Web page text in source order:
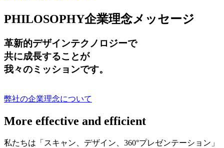
PHILOSOPHY企業理念メッセージ
革新的デザインテクノロジーで
共に成長することが
我々のミッションです。
弊社の企業理念について
More effective and efficient
私たちは「スキャン、デザイン、360°プレゼンテーション」